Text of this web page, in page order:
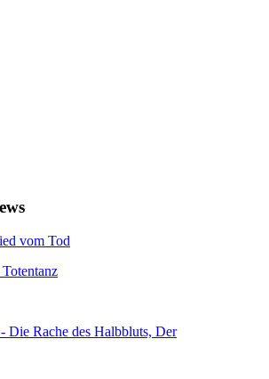
vom Tod
Die Rache des Halbbluts, Der